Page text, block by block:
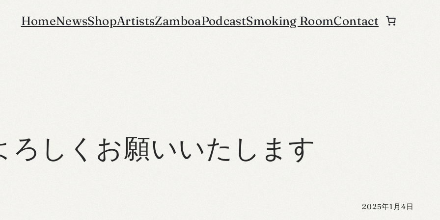
HomeNewsShopArtistsZamboaPodcastSmoking RoomContact
ろしくお願いいたします
2025年1月4日